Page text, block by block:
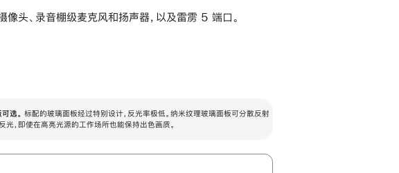
、录音棚级麦克风和扬声器，以及雷雳 5 端口。
出色画质。
选。 标配的玻璃面板经过特别设计，反光率极低。纳米纹理玻璃面板可分散反射
光，即使在高亮光源的工作场所也能保持出色画质。